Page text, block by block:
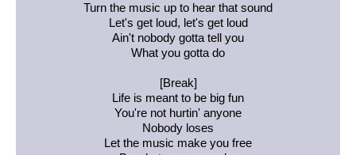
Turn the music up to hear that sound
Let's get loud, let's get loud
Ain't nobody gotta tell you
What you gotta do
[Break]
Life is meant to be big fun
You're not hurtin' anyone
Nobody loses
Let the music make you free